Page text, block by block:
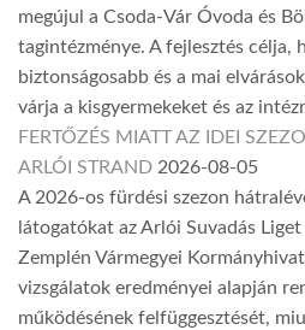
megújul a Csoda-Vár Óvoda és
tagintézménye. A fejlesztés célja,
biztonságosabb és a mai
várja a kisgyermekeket és az
FERTŐZÉS MIATT AZ IDEI
ARLÓI STRAND 2026-08-05
A 2026-os fürdési szezon
látogatókat az Arlói Suvadás
Zemplén Vármegyei
vizsgálatok eredményei alapján
működésének felfüggesztését,